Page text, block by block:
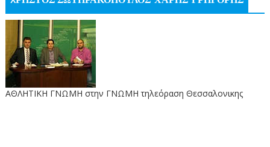
ΑΘΛΗΤΙΚΗ ΓΝΩΜΗ στην ΓΝΩΜΗ τηλεόραση Θεσσαλονικης